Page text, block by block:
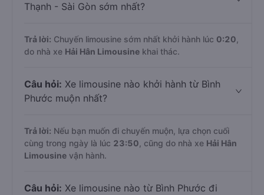
Thạnh - Sài Gòn sớm nhất?
Trả lời: Chuyến limousine sớm nhất khởi hành lúc 0:20
do nhà xe Hải Hân Limousine khai thác.
Câu hỏi: Xe limousine nào khởi hành từ Bình
Phước muộn nhất?
Trả lời: Nếu bạn muốn đi chuyến muộn, lựa chọn cuối
cùng trong ngày là lúc 23:50 , cũng do nhà xe Hải Hân
Limousine vận hành.
Câu hỏi: Xe limousine nào từ Bình Phước đi